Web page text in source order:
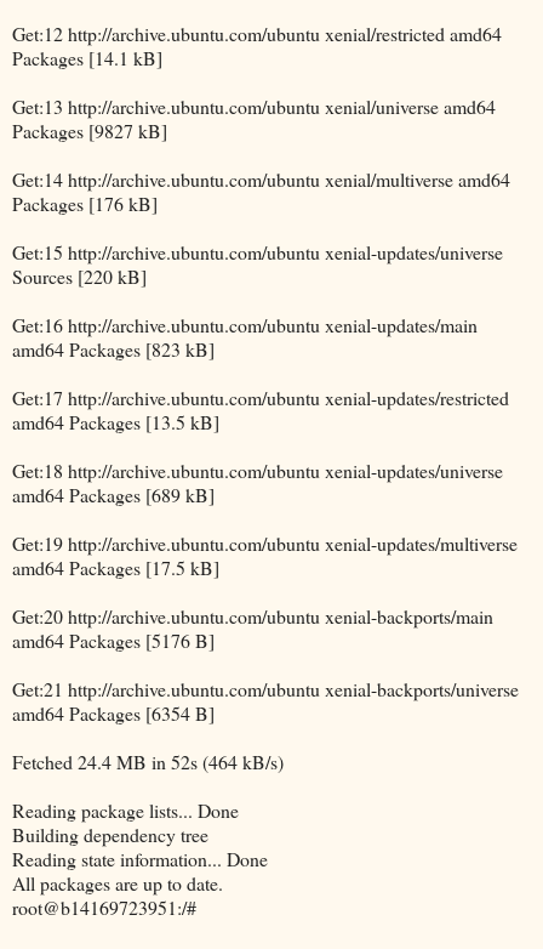
Get:12 http://archive.ubuntu.com/ubuntu xenial/restricted amd64
Packages [14.1 kB]
Get:13 http://archive.ubuntu.com/ubuntu xenial/universe amd64
Packages [9827 kB]
Get:14 http://archive.ubuntu.com/ubuntu xenial/multiverse amd64
Packages [176 kB]
Get:15 http://archive.ubuntu.com/ubuntu xenial-updates/universe
Sources [220 kB]
Get:16 http://archive.ubuntu.com/ubuntu xenial-updates/main
amd64 Packages [823 kB]
Get:17 http://archive.ubuntu.com/ubuntu xenial-updates/restricted
amd64 Packages [13.5 kB]
Get:18 http://archive.ubuntu.com/ubuntu xenial-updates/universe
amd64 Packages [689 kB]
Get:19 http://archive.ubuntu.com/ubuntu xenial-updates/multiverse
amd64 Packages [17.5 kB]
Get:20 http://archive.ubuntu.com/ubuntu xenial-backports/main
amd64 Packages [5176 B]
Get:21 http://archive.ubuntu.com/ubuntu xenial-backports/universe
amd64 Packages [6354 B]
Fetched 24.4 MB in 52s (464 kB/s)
Reading package lists... Done
Building dependency tree
Reading state information... Done
All packages are up to date.
root@b14169723951:/#